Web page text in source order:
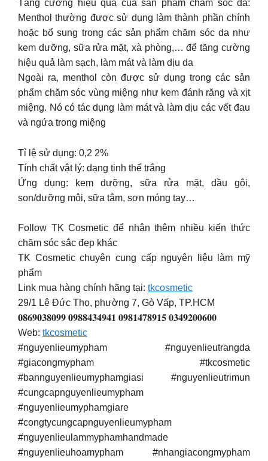
Tăng cường hiệu quả của sản phẩm chăm sóc da:
Menthol thường được sử dụng làm thành phần chính
hoặc bổ sung trong các sản phẩm chăm sóc da như
kem dưỡng, sữa rửa mặt, xà phòng,… để tăng cường
hiệu quả làm sạch, làm mát và làm dịu da
Ngoài ra, menthol còn được sử dụng trong các sản
phẩm chăm sóc vùng miệng như kem đánh răng và xịt
miệng. Nó có tác dụng làm mát và làm dịu các vết đau
và ngứa trong miệng
Tỉ lệ sử dụng: 0,2 2%
Tính chất vật lý: dạng tinh thể trắng
Ứng dụng: kem dưỡng, sữa rửa mặt, dầu gội,
son/dưỡng môi, sữa tắm, sơn móng tay…
Follow TK Cosmetic để nhận thêm nhiều kiến thức
chăm sóc sắc đẹp khác
TK Cosmetic chuyên cung cấp nguyên liệu làm mỹ
phẩm
Link mua hàng chính hãng tại: tkcosmetic
29/1 Lê Đức Thọ, phường 7, Gò Vấp, TP.HCM
𝟎𝟖𝟔𝟗𝟎𝟑𝟖𝟎𝟗𝟗 𝟎𝟗𝟖𝟖𝟒𝟑𝟒𝟗𝟒𝟏 𝟎𝟗𝟖𝟏𝟒𝟕𝟖𝟗𝟏𝟓 𝟎𝟑𝟒𝟗𝟐𝟎𝟎𝟔𝟎𝟎
Web: tkcosmetic
#nguyenlieumypham #nguyenlieutrangda
#giacongmypham #tkcosmetic
#bannguyenlieumyphamgiasi #nguyenlieutrimun
#cungcapnguyenlieumypham
#nguyenlieumyphamgiare
#congtycungcapnguyenlieumypham
#nguyenlieulammyphamhandmade
#nguyenlieuhoamypham #nhangiacongmypham